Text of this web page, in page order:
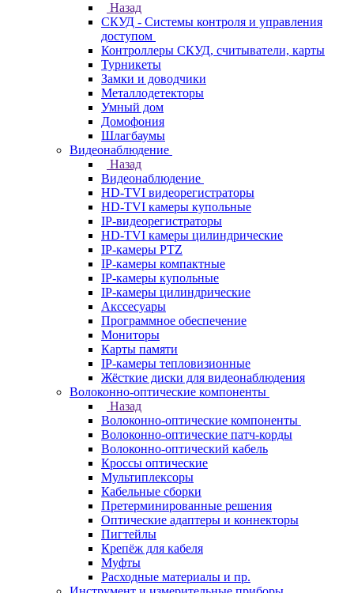
Назад
СКУД - Системы контроля и управления
доступом
Контроллеры СКУД, считыватели, карты
Турникеты
Замки и доводчики
Металлодетекторы
Умный дом
Домофония
Шлагбаумы
Видеонаблюдение
Назад
Видеонаблюдение
HD-TVI видеорегистраторы
HD-TVI камеры купольные
IP-видеорегистраторы
HD-TVI камеры цилиндрические
IP-камеры PTZ
IP-камеры компактные
IP-камеры купольные
IP-камеры цилиндрические
Акссесуары
Программное обеспечение
Мониторы
Карты памяти
IP-камеры тепловизионные
Жёсткие диски для видеонаблюдения
Волоконно-оптические компоненты
Назад
Волоконно-оптические компоненты
Волоконно-оптические патч-корды
Волоконно-оптический кабель
Кроссы оптические
Мультиплексоры
Кабельные сборки
Претерминированные решения
Оптические адаптеры и коннекторы
Пигтейлы
Крепёж для кабеля
Муфты
Расходные материалы и пр.